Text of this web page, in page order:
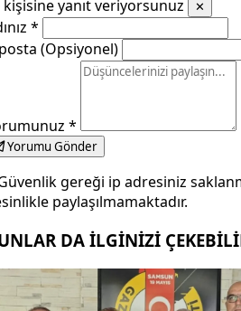
kişisine yanıt veriyorsunuz ✕
*
(Opsiyonel)
*
Yorumu Gönder
gereği ip adresiniz
paylaşılmamaktadır.
DA İLGİNİZİ